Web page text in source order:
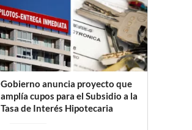
Gobierno anuncia proyecto que
amplía cupos para el Subsidio a la
Tasa de Interés Hipotecaria